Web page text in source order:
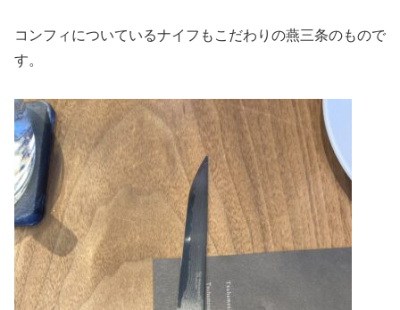
コンフィについているナイフもこだわりの燕三条のもので
す。